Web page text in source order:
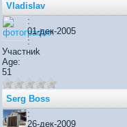
Vladislav
:
01-дек-2005
:
Участниk
Age:
51
Serg Boss
:
26-дек-2009